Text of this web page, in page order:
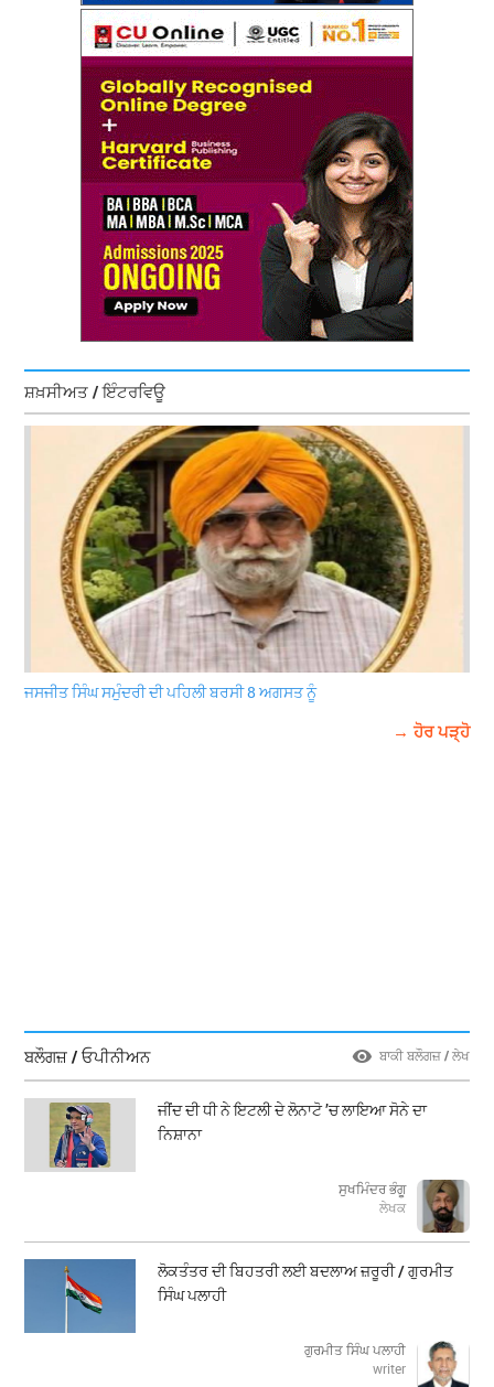
ਸ਼ਖ਼ਸੀਅਤ / ਇੰਟਰਵਿਊ
ਜਸਜੀਤ ਸਿੰਘ ਸਮੁੰਦਰੀ ਦੀ ਪਹਿਲੀ ਬਰਸੀ 8 ਅਗਸਤ ਨੂੰ
→ ਹੋਰ ਪੜ੍ਹੋ
ਬਲੌਗਜ਼ / ਓਪੀਨੀਅਨ ਬਾਕੀ ਬਲੌਗਜ਼ / ਲੇਖ
ਜੀਂਦ ਦੀ ਧੀ ਨੇ ਇਟਲੀ ਦੇ ਲੋਨਾਟੋ ’ਚ ਲਾਇਆ ਸੋਨੇ ਦਾ
ਨਿਸ਼ਾਨਾ
ਸੁਖਮਿੰਦਰ ਭੰਗੂ
ਲੇਖਕ
ਲੋਕਤੰਤਰ ਦੀ ਬਿਹਤਰੀ ਲਈ ਬਦਲਾਅ ਜ਼ਰੂਰੀ / ਗੁਰਮੀਤ
ਸਿੰਘ ਪਲਾਹੀ
ਗੁਰਮੀਤ ਸਿੰਘ ਪਲਾਹੀ
writer